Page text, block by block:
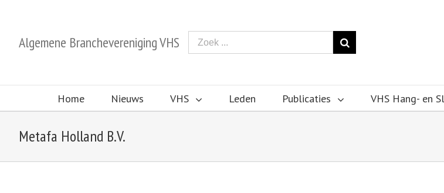
Algemene Branchevereniging VHS
Home Nieuws VHS Leden Publicaties VHS Hang- en
Metafa Holland B.V.